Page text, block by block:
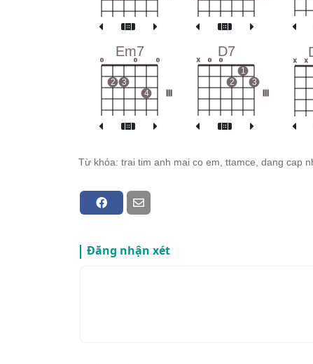
Em7
o
2 3
o
4
o
D7
x o o
2
1
3
x x
Từ khóa: trai tim anh mai co em, ttamce, dang cap
Đăng nhận xét